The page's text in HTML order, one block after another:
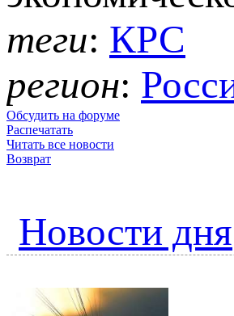
теги: КРС
регион:
Обсудить на форуме
Распечатать
Читать все новости
Возврат
Новости дня